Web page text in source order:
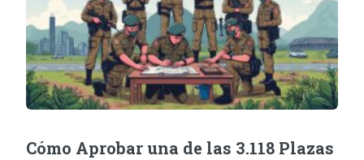
Cómo Aprobar una de las 3.118 Plazas